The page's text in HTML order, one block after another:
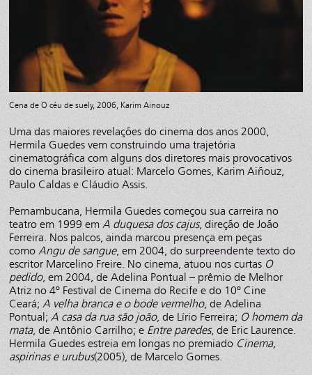
Cena de O céu de suely, 2006, Karim Ainouz
Uma das maiores revelações do cinema dos anos 2000,
Hermila Guedes vem construindo uma trajetória
cinematográfica com alguns dos diretores mais provocativos
do cinema brasileiro atual: Marcelo Gomes, Karim Aiñouz,
Paulo Caldas e Cláudio Assis.
Pernambucana, Hermila Guedes começou sua carreira no
teatro em 1999 em A duquesa dos cajus, direção de João
Ferreira. Nos palcos, ainda marcou presença em peças
como Angu de sangue, em 2004, do surpreendente texto do
escritor Marcelino Freire. No cinema, atuou nos curtas O
pedido, em 2004, de Adelina Pontual – prêmio de Melhor
Atriz no 4º Festival de Cinema do Recife e do 10º Cine
Ceará; A velha branca e o bode vermelho, de Adelina
Pontual; A casa da rua são joão, de Lírio Ferreira; O homem da
mata, de Antônio Carrilho; e Entre paredes, de Eric Laurence.
Hermila Guedes estreia em longas no premiado Cinema,
aspirinas e urubus(2005), de Marcelo Gomes.